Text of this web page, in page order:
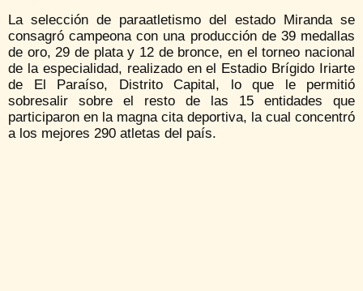
La selección de paraatletismo del estado Miranda se
consagró campeona con una producción de 39 medallas
de oro, 29 de plata y 12 de bronce, en el torneo nacional
de la especialidad, realizado en el Estadio Brígido Iriarte
de El Paraíso, Distrito Capital, lo que le permitió
sobresalir sobre el resto de las 15 entidades que
participaron en la magna cita deportiva, la cual concentró
a los mejores 290 atletas del país.